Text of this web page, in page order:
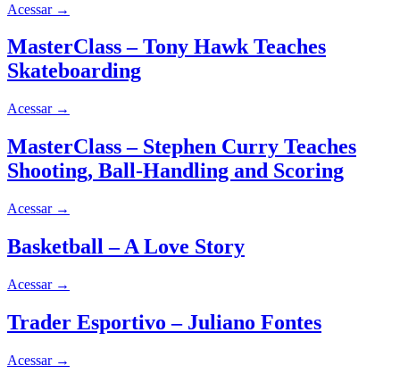
Acessar →
MasterClass – Tony Hawk Teaches
Skateboarding
Acessar →
MasterClass – Stephen Curry Teaches
Shooting, Ball-Handling and Scoring
Acessar →
Basketball – A Love Story
Acessar →
Trader Esportivo – Juliano Fontes
Acessar →